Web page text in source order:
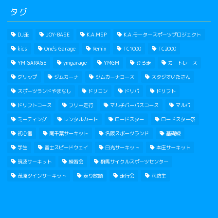
タグ
DJ走 JOY-BASE K.A.MSP K.A.モータースポーツプロジェクト
kics One's Garage Remix TC1000 TC2000
YM GARAGE ymgarage YMGM ひろ走 カートレース
グリップ ジムカーナ ジムカーナコース スタジオいたさん
スポーツランドやまなし ドリコン ドリパ ドリフト
ドリフトコース フリー走行 マルチパーパスコース マルパ
ミーティング レンタルカート ロードスター ロードスター祭
初心者 南千葉サーキット 名阪スポーツランド 基礎練
学生 富士スピードウェイ 日光サーキット 本庄サーキット
筑波サーキット 練習会 群馬サイクルスポーツセンター
茂原ツインサーキット 走り放題 走行会 雨坊主